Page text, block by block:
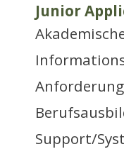
Junior
Support/